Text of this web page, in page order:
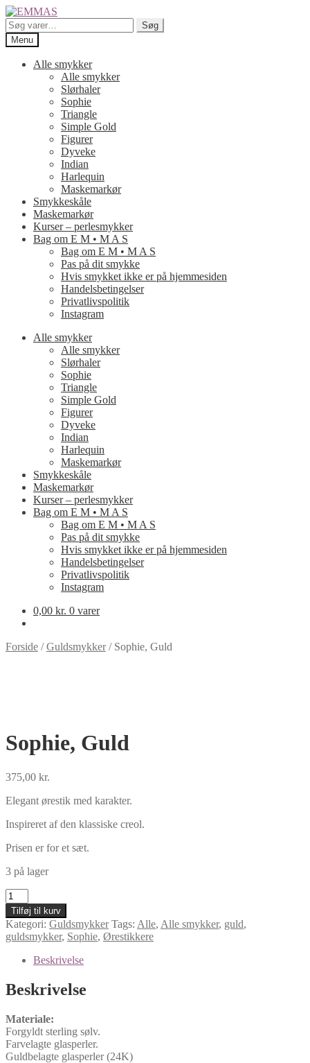
Spring
til
navigation
Spring
til
indhold
Søg
efter:
Søg
Menu
Alle smykker
Alle smykker
Slørhaler
Sophie
Triangle
Simple Gold
Figurer
Dyveke
Indian
Harlequin
Maskemarkør
Smykkeskåle
Maskemarkør
Kurser – perlesmykker
Bag om E M • M A S
Bag om E M • M A S
Pas på dit smykke
Hvis smykket ikke er på hjemmesiden
Handelsbetingelser
Privatlivspolitik
Instagram
Alle smykker
Alle smykker
Slørhaler
Sophie
Triangle
Simple Gold
Figurer
Dyveke
Indian
Harlequin
Maskemarkør
Smykkeskåle
Maskemarkør
Kurser – perlesmykker
Bag om E M • M A S
Bag om E M • M A S
Pas på dit smykke
Hvis smykket ikke er på hjemmesiden
Handelsbetingelser
Privatlivspolitik
Instagram
0,00 kr. 0 varer
Forside /Guldsmykker/ Sophie, Guld
Sophie, Guld
375,00 kr.
Elegant ørestik med karakter.
Inspireret af den klassiske creol.
Prisen er for et sæt.
3 på lager
Sophie,
Guld
antal
Tilføj til kurv
Kategori: Guldsmykker Tags: Alle, Alle smykker, guld,
guldsmykker, Sophie, Ørestikkere
Beskrivelse
Beskrivelse
Materiale:
Forgyldt sterling sølv.
Farvelagte glasperler.
Guldbelagte glasperler (24K)